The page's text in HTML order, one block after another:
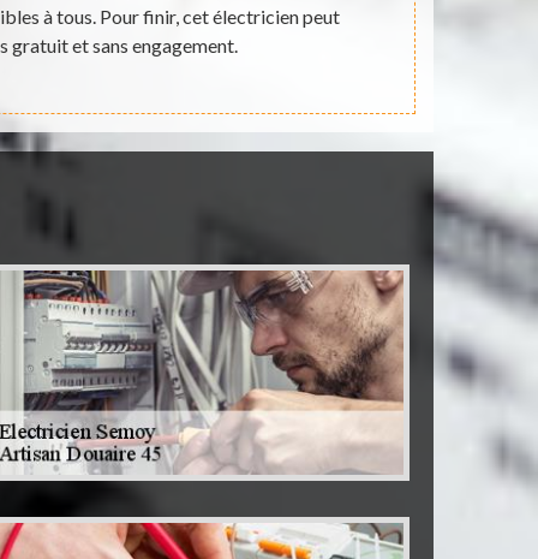
à tous. Pour finir, cet électricien peut
gratuit et sans engagement.